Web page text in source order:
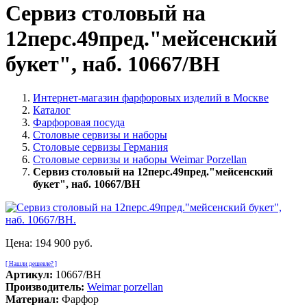
Сервиз столовый на
12перс.49пред."мейсенский
букет", наб. 10667/BH
Интернет-магазин фарфоровых изделий в Москве
Каталог
Фарфоровая посуда
Столовые сервизы и наборы
Столовые сервизы Германия
Столовые сервизы и наборы Weimar Porzellan
Сервиз столовый на 12перс.49пред."мейсенский
букет", наб. 10667/BH
Цена: 194 900 руб.
[ Нашли дешевле? ]
Артикул: 10667/BH
Производитель: Weimar porzellan
Материал: Фарфор